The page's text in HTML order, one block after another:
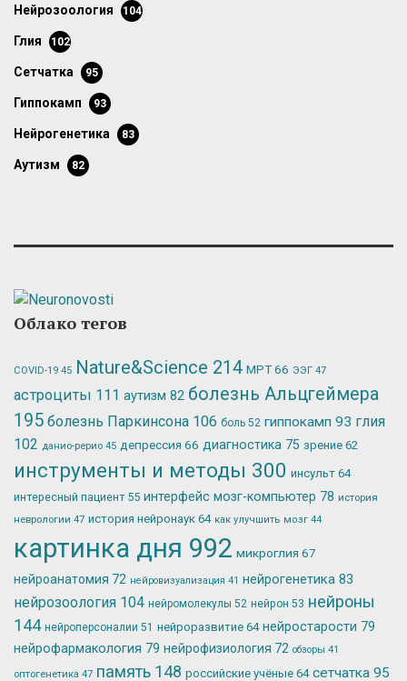
нейрозоология 104
глия 102
сетчатка 95
гиппокамп 93
нейрогенетика 83
аутизм 82
Облако тегов
COVID-19 45 Nature&Science 214 МРТ66 ЭЭГ 47
астроциты 111 аутизм 82 болезнь Альцгеймера
195 болезнь Паркинсона 106 боль 52 гиппокамп 93 глия
102 данио-рерио 45 депрессия 66 диагностика 75 зрение 62
инструменты и методы 300 инсульт 64
интересный пациент 55 интерфейс мозг-компьютер 78 история
неврологии 47 история нейронаук 64 как улучшить мозг 44
картинка дня 992 микроглия 67
нейроанатомия 72 нейровизуализация 41 нейрогенетика 83
нейрозоология 104 нейромолекулы 52 нейрон 53 нейроны
144 нейроперсоналии 51 нейроразвитие 64 нейростарости 79
нейрофармакология 79 нейрофизиология 72 обзоры 41
оптогенетика 47 память 148 российские учёные 64 сетчатка 95